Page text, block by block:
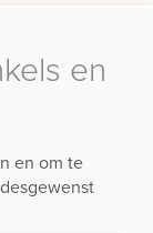
en
en om te